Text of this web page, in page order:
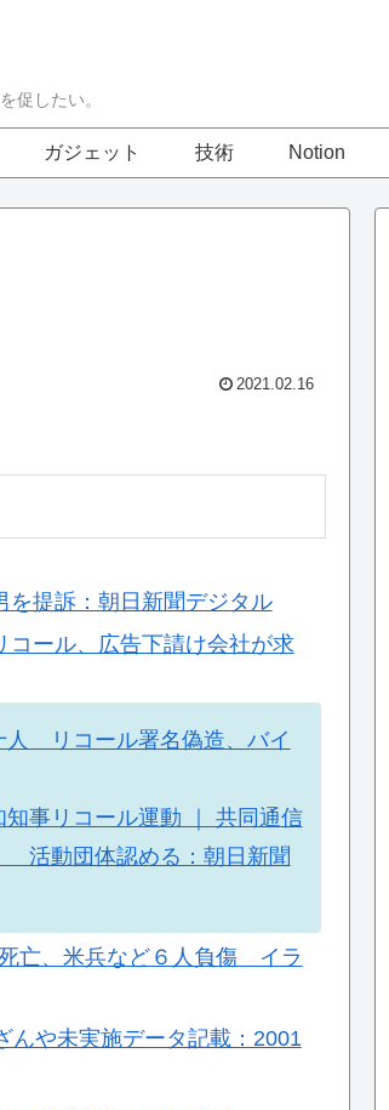
促したい。
ガジェット 技術 Notion
2021.02.16
提訴：朝日新聞デジタル
ール、広告下請け会社が求
人 リコール署名偽造、バイ
事リコール運動 ｜ 共同通信
活動団体認める：朝日新聞
亡、米兵など６人負傷 イラ
や未実施データ記載：2001